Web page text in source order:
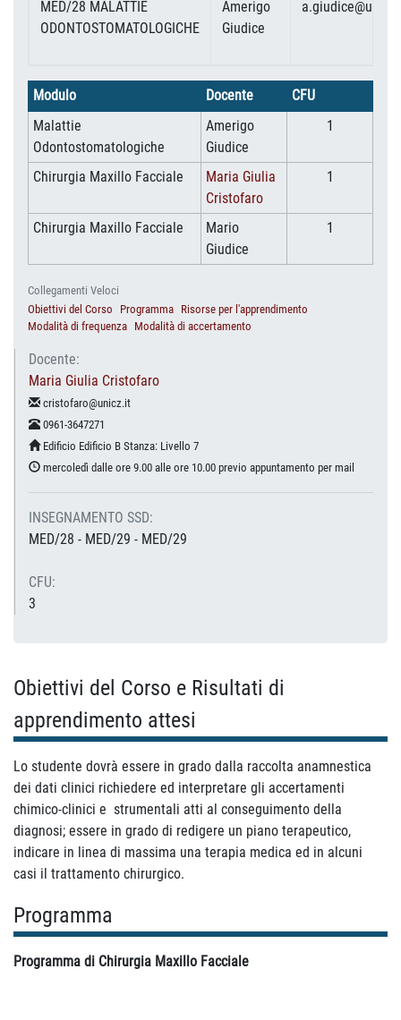
MED/28 MALATTIE
ODONTOSTOMATOLOGICHE
Amerigo
Giudice
Modulo Docente
CFU
Malattie
Odontostomatologiche
Amerigo
Giudice
1
Chirurgia Maxillo Facciale
Maria Giulia
Cristofaro
1
Chirurgia Maxillo Facciale
Mario
Giudice
1
Collegamenti Veloci
Obiettivi del Corso
Programma Risorse per l'apprendimento
Modalità di frequenza Modalità di accertamento
Docente:
Maria Giulia Cristofaro
cristofaro@unicz.it
0961-3647271
Edificio Edificio B Stanza: Livello 7
mercoledì dalle ore 9.00 alle ore 10.00 previo appuntamento per mail
INSEGNAMENTO SSD:
MED/28 - MED/29 - MED/29
CFU:
3
Obiettivi del Corso e Risultati di
apprendimento attesi
Lo studente dovrà essere in grado dalla raccolta anamnestica
dei dati clinici richiedere ed interpretare gli accertamenti
chimico-clinici e strumentali atti al conseguimento della
diagnosi; essere in grado di redigere un piano terapeutico,
indicare in linea di massima una terapia medica ed in alcuni
casi il trattamento chirurgico.
Programma
Programma di Chirurgia Maxillo Facciale